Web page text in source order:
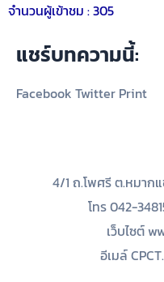
จำนวนผู้เข้าชม :305
แชร์บทความนี้:
Facebook Twitter Print
4/1 ถ.โพศรี ต.หมาก
โทร 042-
เว็บไซต์
อีเมล์